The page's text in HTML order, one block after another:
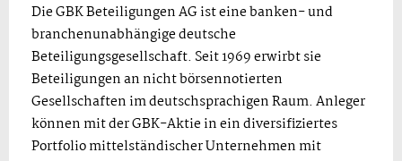
Die GBK Beteiligungen AG ist eine banken- und
branchenunabhängige deutsche
Beteiligungsgesellschaft. Seit 1969 erwirbt sie
Beteiligungen an nicht börsennotierten
Gesellschaften im deutschsprachigen Raum. Anleger
können mit der GBK-Aktie in ein diversifiziertes
Portfolio mittelständischer Unternehmen mit